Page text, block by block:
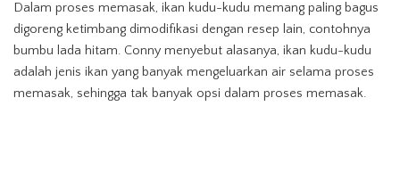
Dalam proses memasak, ikan kudu-kudu memang paling bagus
digoreng ketimbang dimodifikasi dengan resep lain, contohnya
bumbu lada hitam. Conny menyebut alasanya, ikan kudu-kudu
adalah jenis ikan yang banyak mengeluarkan air selama proses
memasak, sehingga tak banyak opsi dalam proses memasak.